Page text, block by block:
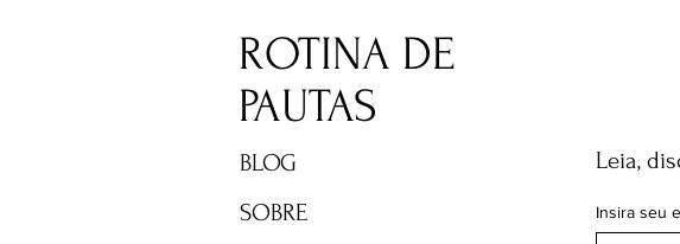
ROTINA DE
PAUTAS
BLOG
SOBRE
Leia,
Insira seu